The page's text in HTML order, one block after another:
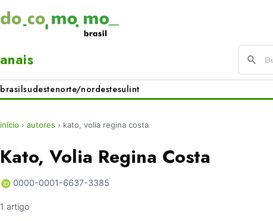
anais
brasilsudestenorte/nordestesulint
início › autores › kato, volia regina costa
Kato, Volia Regina Costa
0000-0001-6637-3385
1 artigo